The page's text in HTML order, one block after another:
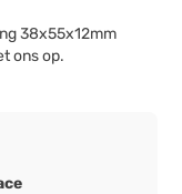
38x55x12mm
ons op.